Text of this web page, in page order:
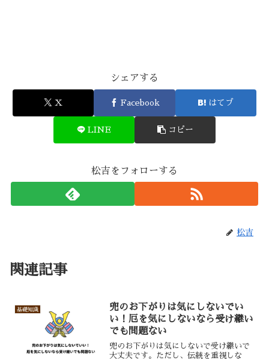
シェアする
X Facebook はてブ
LINE コピー
松吉をフォローする
松吉
関連記事
基礎知識
兜のお下がりは気にしないでい
い！厄を気にしないなら受け継い
でも問題ない
兜のお下がりは気にしないで受け継いで
大丈夫です。ただし、伝統を重視しな